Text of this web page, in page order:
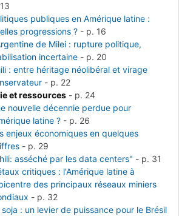
publiques en Amérique latine :
progressions ? - p. 16
de Milei : rupture politique,
incertaine - p. 20
: entre héritage néolibéral et virage
- p. 22
et ressources - p. 24
nouvelle décennie perdue pour
latine ? - p. 26
enjeux économiques en quelques
- p. 29
asséché par les data centers" - p. 31
critiques : l'Amérique latine à
des principaux réseaux miniers
- p. 32
soja : un levier de puissance pour le Brésil